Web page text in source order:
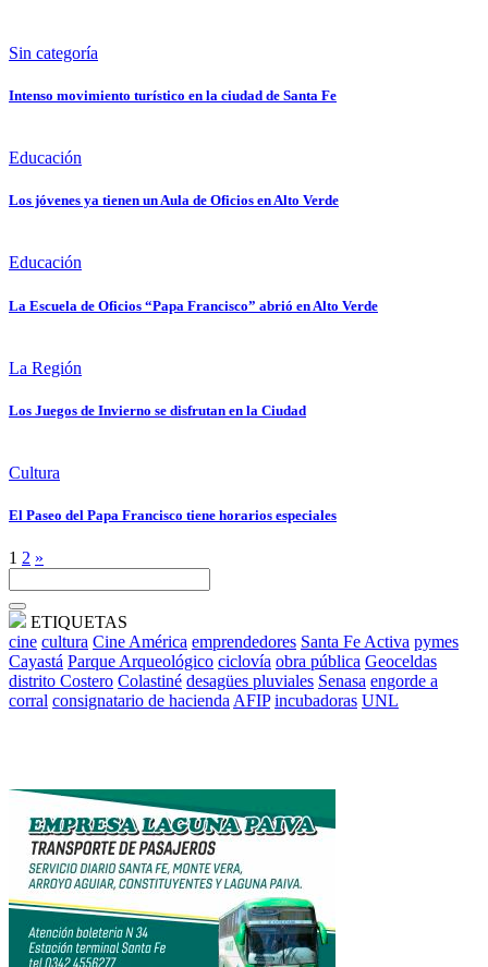
Sin categoría
Intenso movimiento turístico en la ciudad de Santa Fe
Educación
Los jóvenes ya tienen un Aula de Oficios en Alto Verde
Educación
La Escuela de Oficios “Papa Francisco” abrió en Alto Verde
La Región
Los Juegos de Invierno se disfrutan en la Ciudad
Cultura
El Paseo del Papa Francisco tiene horarios especiales
1 2 »
ETIQUETAS
cine cultura Cine América emprendedores Santa Fe Activa pymes
Cayastá Parque Arqueológico ciclovía obra pública Geoceldas
distrito Costero Colastiné desagües pluviales Senasa engorde a
corral consignatario de hacienda AFIP incubadoras UNL